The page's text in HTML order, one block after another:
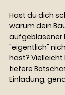
Hast du dich
warum dein
aufgeblasener
"eigentlich"
hast? Vielleicht
tiefere
Einladung,